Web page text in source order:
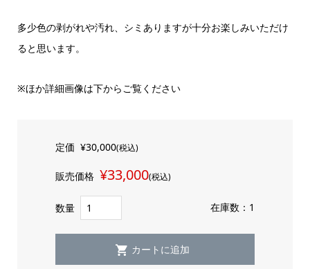
多少色の剥がれや汚れ、シミありますが十分お楽しみいただけ
ると思います。
※ほか詳細画像は下からご覧ください
定価 ¥30,000(税込)
販売価格 ¥33,000(税込)
数量 在庫数：1